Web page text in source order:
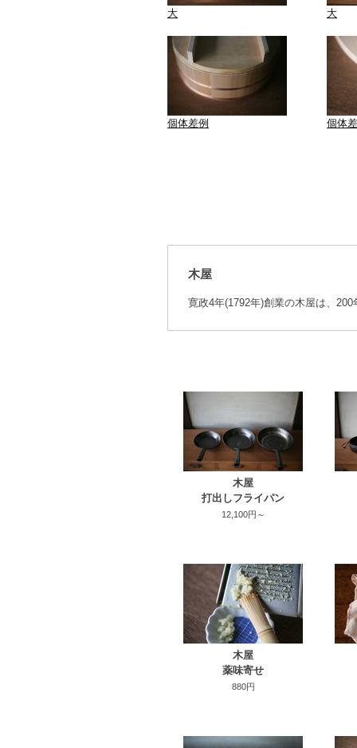
大 大
個体差例 個体
木屋
寛政4年(1792年)創業の木屋は、
木屋
打出しフライパン
12,100円～
木屋
薬味寄せ
880円